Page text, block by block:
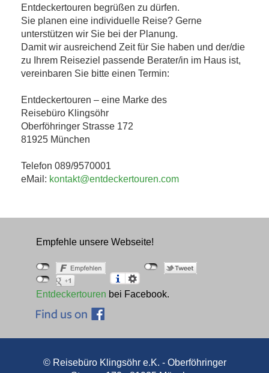
Entdeckertouren begrüßen zu dürfen.
Sie planen eine individuelle Reise? Gerne
unterstützen wir Sie bei der Planung.
Damit wir ausreichend Zeit für Sie haben und der/die
zu Ihrem Reiseziel passende Berater/in im Haus ist,
vereinbaren Sie bitte einen Termin:
Entdeckertouren – eine Marke des
Reisebüro Klingsöhr
Oberföhringer Strasse 172
81925 München
Telefon 089/9570001
eMail: kontakt@entdeckertouren.com
Empfehle unsere Webseite!
Entdeckertouren bei Facebook.
© Reisebüro Klingsöhr e.K. - Oberföhringer